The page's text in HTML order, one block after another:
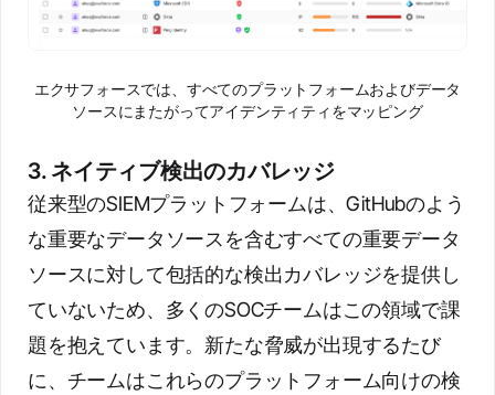
エクサフォースでは、すべてのプラットフォームおよびデータ
ソースにまたがってアイデンティティをマッピング
3. ネイティブ検出のカバレッジ
従来型のSIEMプラットフォームは、GitHubのよう
な重要なデータソースを含むすべての重要データ
ソースに対して包括的な検出カバレッジを提供し
ていないため、多くのSOCチームはこの領域で課
題を抱えています。新たな脅威が出現するたび
に、チームはこれらのプラットフォーム向けの検